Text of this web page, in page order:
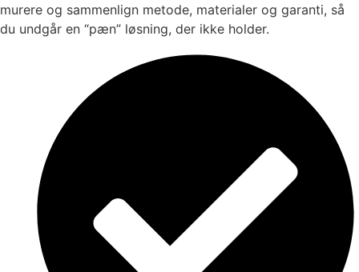
murere og sammenlign metode, materialer og garanti, så
du undgår en “pæn” løsning, der ikke holder.